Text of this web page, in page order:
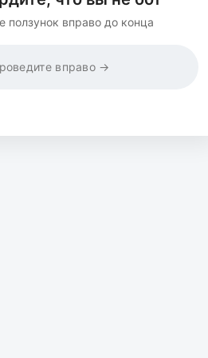
ползунок вправо до конца
вправо →